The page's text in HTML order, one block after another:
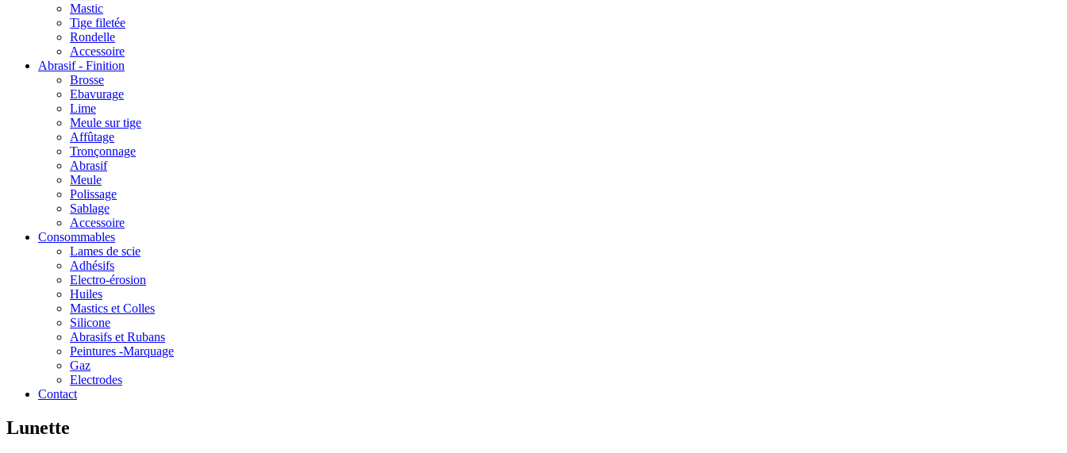
Mastic
Tige filetée
Rondelle
Accessoire
Abrasif - Finition
Brosse
Ebavurage
Lime
Meule sur tige
Affûtage
Tronçonnage
Abrasif
Meule
Polissage
Sablage
Accessoire
Consommables
Lames de scie
Adhésifs
Electro-érosion
Huiles
Mastics et Colles
Silicone
Abrasifs et Rubans
Peintures -Marquage
Gaz
Electrodes
Contact
Lunette